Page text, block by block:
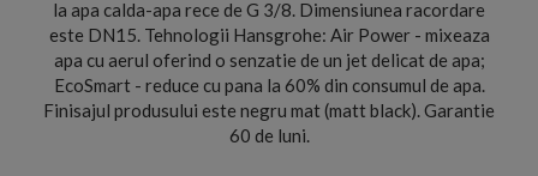
la apa calda-apa rece de G 3/8. Dimensiunea racordare
este DN15. Tehnologii Hansgrohe: Air Power - mixeaza
apa cu aerul oferind o senzatie de un jet delicat de apa;
EcoSmart - reduce cu pana la 60% din consumul de apa.
Finisajul produsului este negru mat (matt black). Garantie
60 de luni.